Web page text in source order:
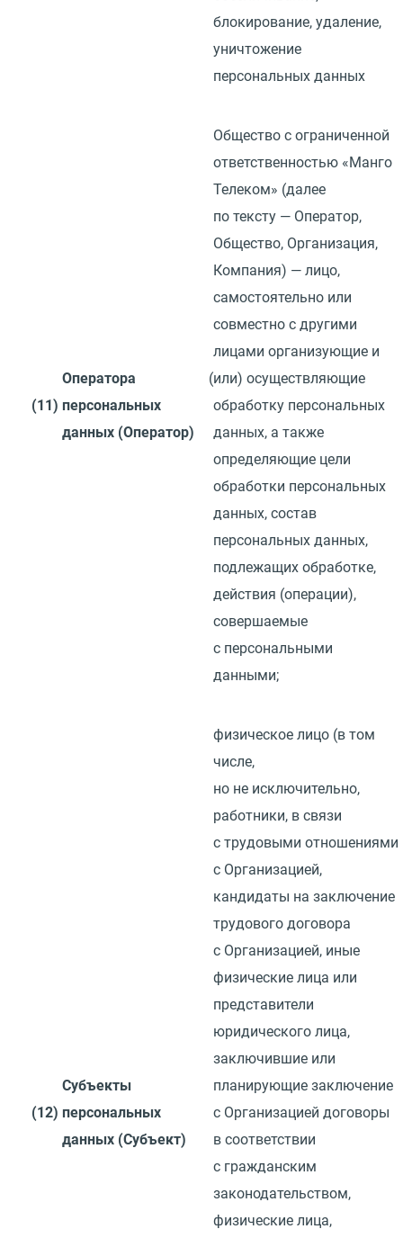
блокирование, удаление,
уничтожение
персональных данных
(11)
Оператора
персональных
данных (Оператор)
Общество с ограниченной
ответственностью «Манго
Телеком» (далее
по тексту — Оператор,
Общество, Организация,
Компания) — лицо,
самостоятельно или
совместно с другими
лицами организующие и
(или) осуществляющие
обработку персональных
данных, а также
определяющие цели
обработки персональных
данных, состав
персональных данных,
подлежащих обработке,
действия (операции),
совершаемые
с персональными
данными;
(12)
Субъекты
персональных
данных (Субъект)
физическое лицо (в том
числе,
но не исключительно,
работники, в связи
с трудовыми отношениями
с Организацией,
кандидаты на заключение
трудового договора
с Организацией, иные
физические лица или
представители
юридического лица,
заключившие или
планирующие заключение
с Организацией договоры
в соответствии
с гражданским
законодательством,
физические лица,